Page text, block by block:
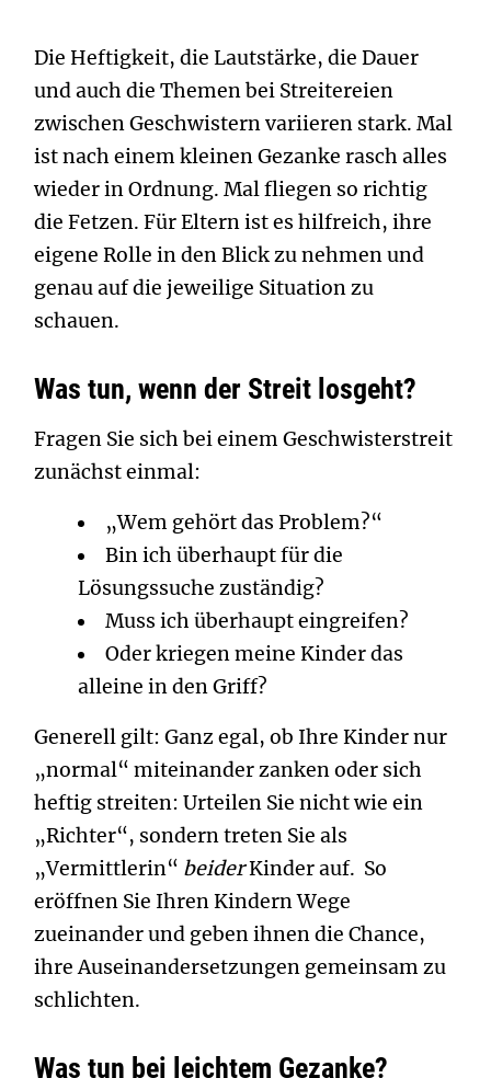
Die Heftigkeit, die Lautstärke, die Dauer
und auch die Themen bei Streitereien
zwischen Geschwistern variieren stark. Mal
ist nach einem kleinen Gezanke rasch alles
wieder in Ordnung. Mal fliegen so richtig
die Fetzen. Für Eltern ist es hilfreich, ihre
eigene Rolle in den Blick zu nehmen und
genau auf die jeweilige Situation zu
schauen.
Was tun, wenn der Streit losgeht?
Fragen Sie sich bei einem Geschwisterstreit
zunächst einmal:
„Wem gehört das Problem?“
Bin ich überhaupt für die
Lösungssuche zuständig?
Muss ich überhaupt eingreifen?
Oder kriegen meine Kinder das
alleine in den Griff?
Generell gilt: Ganz egal, ob Ihre Kinder nur
„normal“ miteinander zanken oder sich
heftig streiten: Urteilen Sie nicht wie ein
„Richter“, sondern treten Sie als
„Vermittlerin“ beiderKinder auf. So
eröffnen Sie Ihren Kindern Wege
zueinander und geben ihnen die Chance,
ihre Auseinandersetzungen gemeinsam zu
schlichten.
Was tun bei leichtem Gezanke?